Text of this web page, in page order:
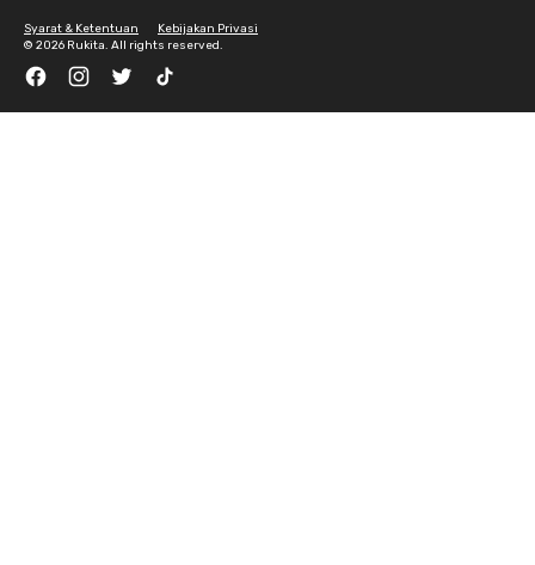
© 2026 Rukita. All rights reserved.
Syarat & Ketentuan Kebijakan Privasi
FacebookInstagramTwitter TikTok